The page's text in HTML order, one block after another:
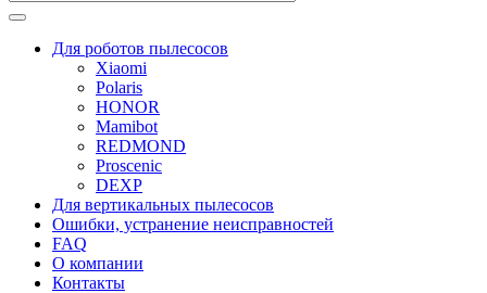
Для роботов пылесосов
Xiaomi
Polaris
HONOR
Mamibot
REDMOND
Proscenic
DEXP
Для вертикальных пылесосов
Ошибки, устранение неисправностей
FAQ
О компании
Контакты